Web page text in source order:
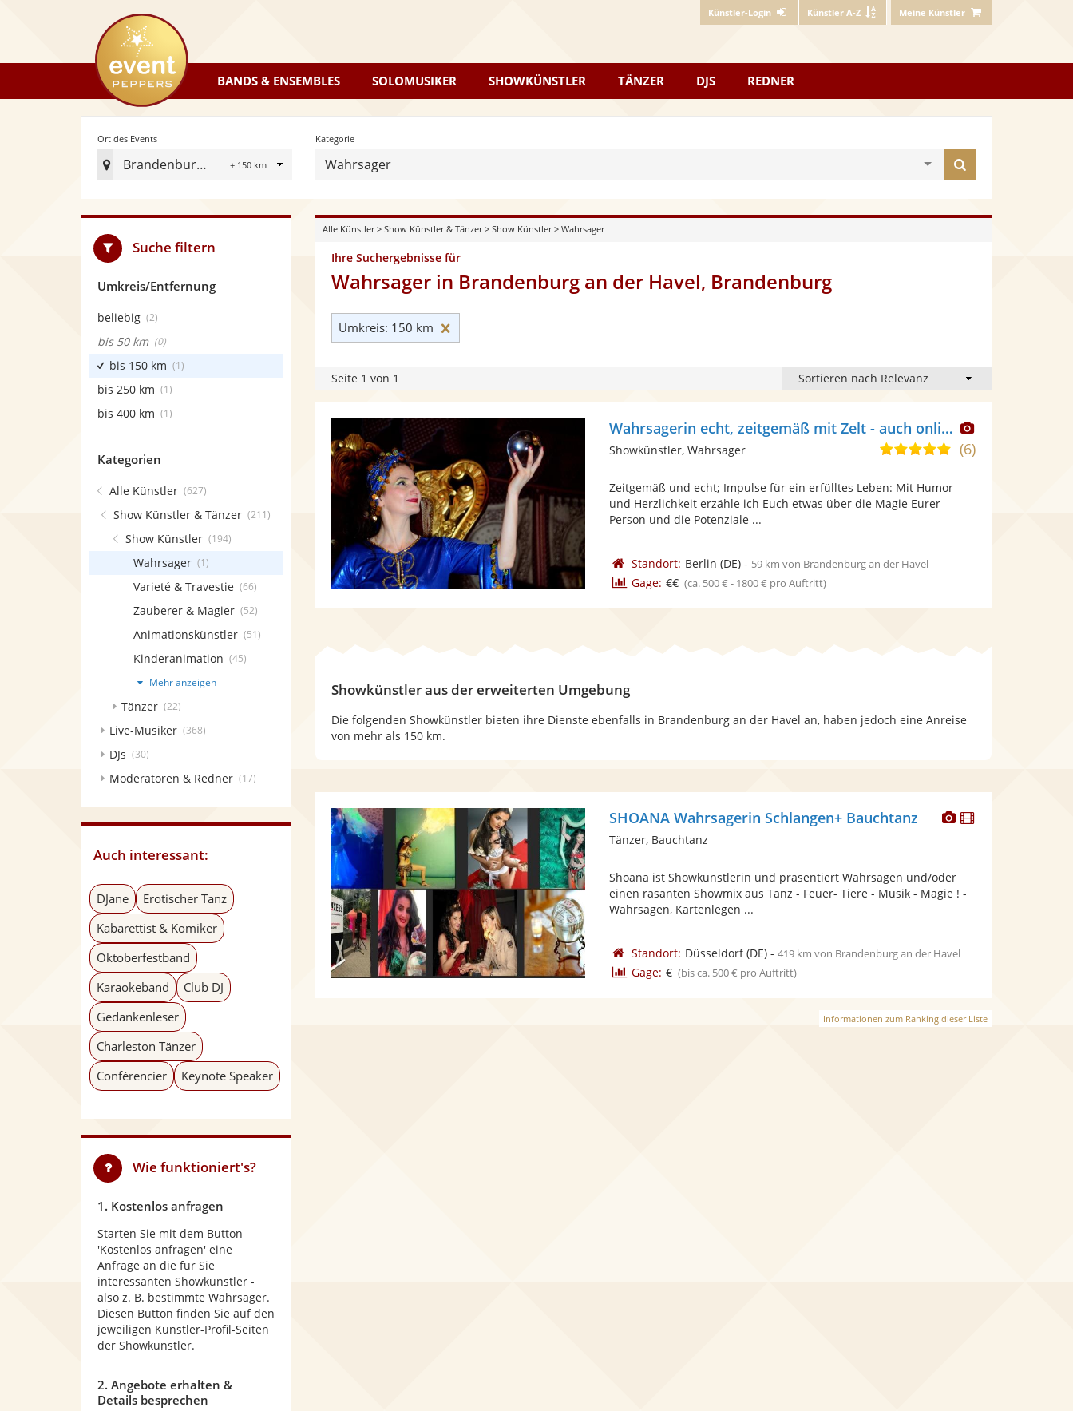
Künstler-Login Künstler A-Z Meine Künstler
eventpeppers
BANDS & ENSEMBLES SOLOMUSIKER SHOWKÜNSTLER TÄNZER DJS REDNER
Ort des Events
Brandenburg an der Havel
Radius
Ort
Events
festlegen
Kategorie
Wahrsager
finden
Alle Künstler> Show Künstler & Tänzer> Show Künstler> Wahrsager
Ihre Suchergebnisse für
Wahrsager in Brandenburg an der Havel, Brandenburg
Umkreis: 150 km
Seite 1 von 1
Dieser
Künstler
Wahrsagerin echt, zeitgemäß mit Zelt - auch online
5,0
5
(6)
Showkünstler, Wahrsager
Zeitgemäß und echt; Impulse für ein erfülltes Leben: Mit Humor
und Herzlichkeit erzähle ich Euch etwas über die Magie Eurer
Person und die Potenziale ...
Standort: Berlin (DE)- 59 km von Brandenburg an der Havel
Gage: €€ (ca. 500 € - 1800 € pro Auftritt)
Showkünstler aus der erweiterten Umgebung
Die folgenden Showkünstler bieten ihre Dienste ebenfalls in Brandenburg an der Havel an, haben jedoch eine Anreise
von mehr als 150 km.
Dieser
bereit.
Dieser
SHOANA Wahrsagerin Schlangen+ Bauchtanz
Tänzer, Bauchtanz
Shoana ist Showkünstlerin und präsentiert Wahrsagen und/oder
einen rasanten Showmix aus Tanz - Feuer- Tiere - Musik - Magie ! -
Wahrsagen, Kartenlegen ...
Standort: Düsseldorf(DE)- 419 km von Brandenburg an der Havel
Gage: € (bis ca. 500 € pro Auftritt)
Informationen zum Ranking dieser Liste
Suche filtern
Umkreis/Entfernung
beliebig (2)
bis 50 km (0)
bis 150 km (1)
bis 250 km (1)
bis 400 km (1)
Kategorien
Alle Künstler (627)
Show Künstler & Tänzer (211)
Show Künstler (194)
Wahrsager (1)
Varieté & Travestie (66)
Zauberer & Magier (52)
Animationskünstler (51)
Kinderanimation (45)
Mehr anzeigen
Tänzer (22)
Live-Musiker (368)
DJs (30)
Moderatoren & Redner (17)
Auch interessant:
DJane
Erotischer Tanz
Kabarettist & Komiker
Oktoberfestband
Karaokeband
Club DJ
Gedankenleser
Charleston Tänzer
Conférencier
Keynote Speaker
Wie funktioniert's?
1. Kostenlos anfragen
Starten Sie mit dem Button
'Kostenlos anfragen' eine
Anfrage an die für Sie
interessanten Showkünstler -
also z. B. bestimmte Wahrsager.
Diesen Button finden Sie auf den
jeweiligen Künstler-Profil-Seiten
der Showkünstler.
2. Angebote erhalten &
Details besprechen